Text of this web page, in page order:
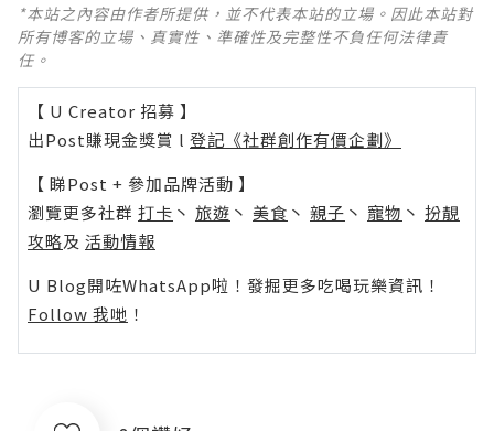
*本站之內容由作者所提供，並不代表本站的立場。因此本站對
所有博客的立場、真實性、準確性及完整性不負任何法律責
任。
【 U Creator 招募 】
出Post賺現金獎賞 l 登記《社群創作有價企劃》
【 睇Post + 參加品牌活動 】
瀏覽更多社群 打卡 丶 旅遊 丶 美食 丶 親子 丶 寵物 丶 扮靚
攻略及 活動情報
U Blog開咗WhatsApp啦！發掘更多吃喝玩樂資訊！
Follow 我哋 ！